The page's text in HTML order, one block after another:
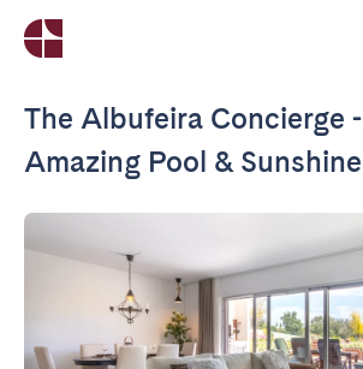
The Albufeira Concierge -
Amazing Pool & Sunshine